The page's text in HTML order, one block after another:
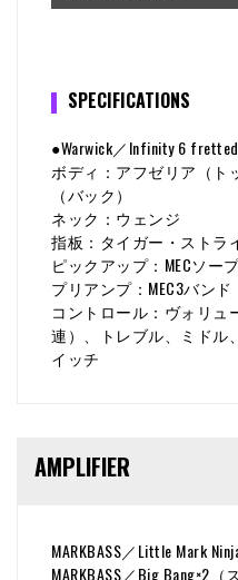
SPECIFICATIONS
●Warwick／Infinity 6
ボディ：アフゼリア（ト
（バック）
ネック：ウェンジ
指板：タイガー・ストラ
ピックアップ：MECソー
プリアンプ：MEC3バンド
コントロール：ヴォリュ
連）、トレブル、ミドル
イッチ
AMPLIFIER
MARKBASS／Little Mark
MARKBASS／Big Bang×2